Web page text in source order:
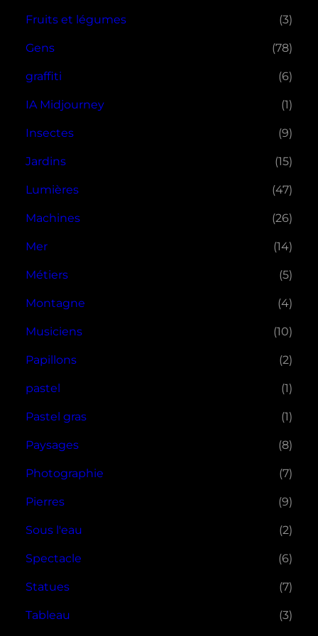
Fruits et légumes (3)
Gens (78)
graffiti (6)
IA Midjourney (1)
Insectes (9)
Jardins (15)
Lumières (47)
Machines (26)
Mer (14)
Métiers (5)
Montagne (4)
Musiciens (10)
Papillons (2)
pastel (1)
Pastel gras (1)
Paysages (8)
Photographie (7)
Pierres (9)
Sous l'eau (2)
Spectacle (6)
Statues (7)
Tableau (3)